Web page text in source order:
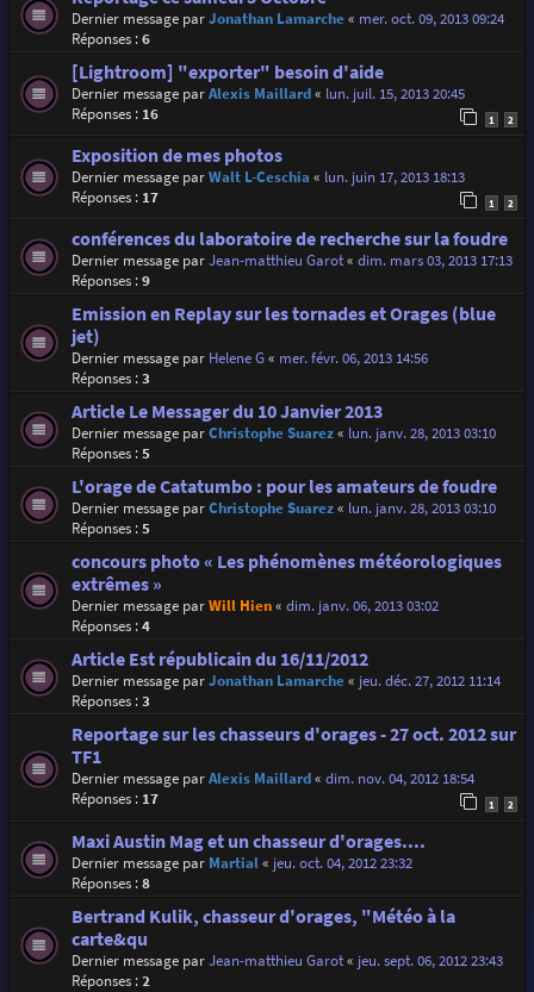
Dernier message parJonathan Lamarche« mer. oct. 09, 2013 09:24
Réponses :6
[Lightroom] "exporter" besoin d'aide
Dernier message parAlexis Maillard« lun. juil. 15, 2013 20:45
Réponses : 16 1 2
Exposition de mes photos
Dernier message parWalt L-Ceschia « lun. juin 17, 2013 18:13
Réponses : 17 1 2
conférences du laboratoire de recherche sur la foudre
Dernier message parJean-matthieu Garot« dim. mars 03, 2013 17:13
Réponses :9
Emission en Replay sur les tornades et Orages (blue
jet)
Dernier message par Helene G« mer. févr. 06, 2013 14:56
Réponses :3
Article Le Messager du 10 Janvier 2013
Dernier message parChristophe Suarez« lun. janv. 28, 2013 03:10
Réponses :5
L'orage de Catatumbo : pour les amateurs de foudre
Dernier message parChristophe Suarez« lun. janv. 28, 2013 03:10
Réponses :5
concours photo « Les phénomènes météorologiques
extrêmes »
Dernier message parWill Hien« dim. janv. 06, 2013 03:02
Réponses :4
Article Est républicain du 16/11/2012
Dernier message parJonathan Lamarche« jeu. déc. 27, 2012 11:14
Réponses :3
Reportage sur les chasseurs d'orages - 27 oct. 2012 sur
TF1
Dernier message parAlexis Maillard« dim. nov. 04, 2012 18:54
Réponses : 17 1 2
Maxi Austin Mag et un chasseur d'orages....
Dernier message par Martial« jeu. oct. 04, 2012 23:32
Réponses :8
Bertrand Kulik, chasseur d'orages, "Météo à la
carte&qu
Dernier message parJean-matthieu Garot« jeu. sept. 06, 2012 23:43
Réponses :2